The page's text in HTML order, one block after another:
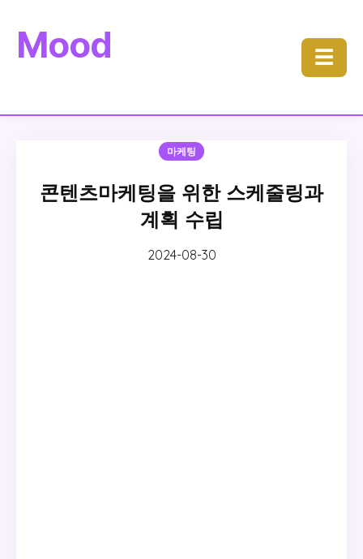
Mood ☰
마케팅
콘텐츠마케팅을 위한 스케줄링과
계획 수립
2024-08-30